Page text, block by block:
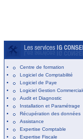
Centre de formation
Logiciel de Comptabilité
Logiciel de Paye
Logiciel Gestion
Audit et Diagnostic
Installation et Paramétrage
Récupération des données
Assistance
Expertise Comptable
Expertise Fiscale